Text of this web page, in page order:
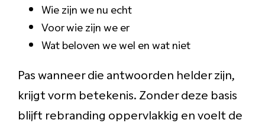
Wie zijn we nu echt
Voor wie zijn we er
Wat beloven we wel en wat niet
Pas wanneer die antwoorden helder zijn,
krijgt vorm betekenis. Zonder deze basis
blijft rebranding oppervlakkig en voelt de